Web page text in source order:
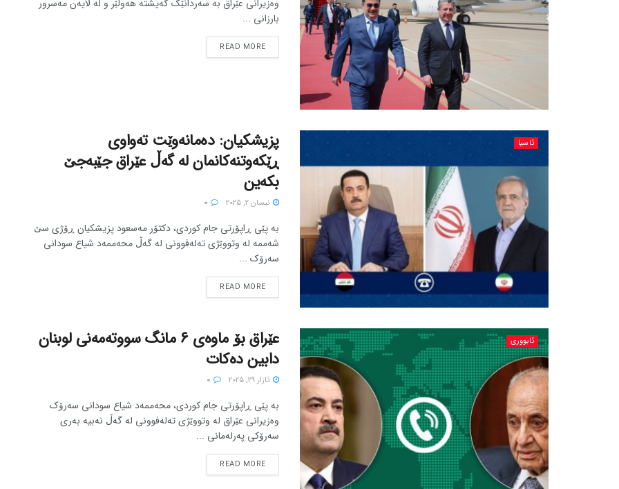
وەزیرانی عێراق بە سەردانێک گەیشتە هەولێر و لە لایەن مەسرور
بارزانی ...
READ MORE
ئاسیا
پزیشکیان: دەمانەوێت تەواوی
ڕێکەوتنەکانمان لە گەڵ عێراق جێبەجێ
بکەین
نیسان 2, 2025
بە پێی ڕاپۆرتی جام کوردی، دکتۆر مەسعود پزیشکیان ڕۆژی سێ
شەممە لە وتووێژی تەلەفوونی لە گەڵ محەممەد شیاع سودانی
سەرۆک ...
READ MORE
ئابووری
عێراق بۆ ماوەی 6 مانگ سووتەمەنی لوبنان
دابین دەکات
ئازار 29, 2025
بە پێی ڕاپۆرتی جام کوردی، محەممەد شیاع سودانی سەرۆک
وەزیرانی عێراق لە وتووێژی تەلەفوونی لە گەڵ نەبیە بەری
سەرۆکی پەرلەمانی ...
READ MORE